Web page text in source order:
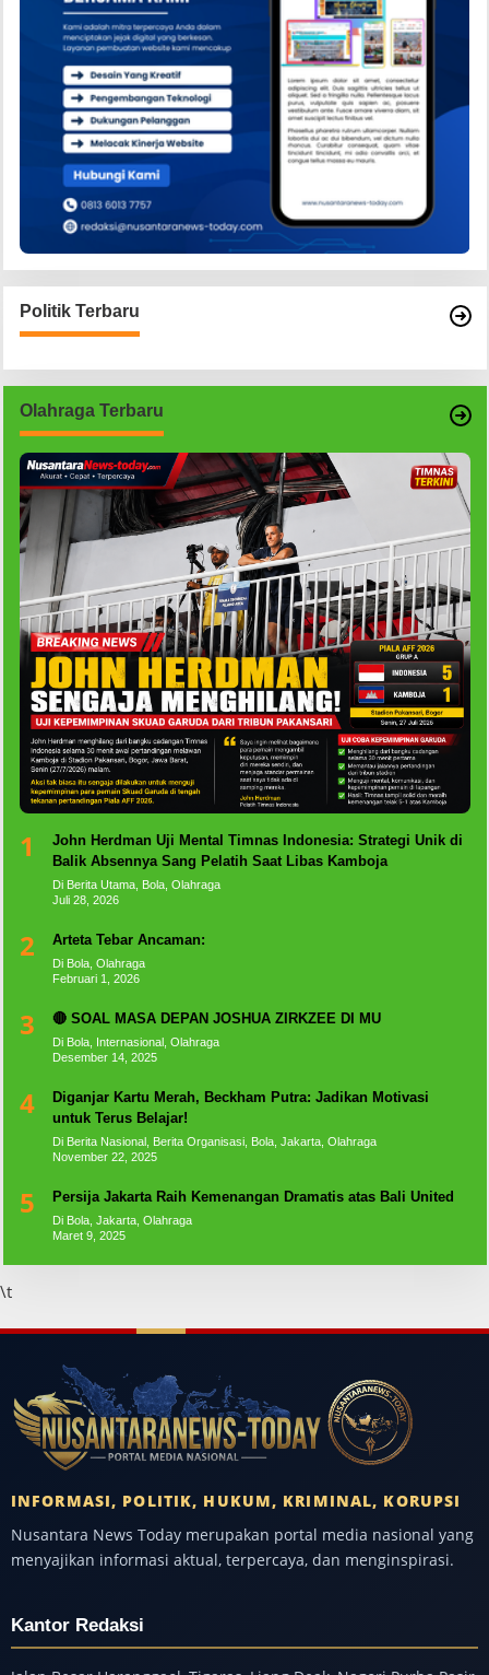
Politik Terbaru
Olahraga Terbaru
1
John Herdman Uji Mental Timnas Indonesia: Strategi Unik di
Balik Absennya Sang Pelatih Saat Libas Kamboja
Di Berita Utama, Bola, Olahraga
Juli 28, 2026
2 Arteta Tebar Ancaman:
Di Bola, Olahraga
Februari 1, 2026
3 🔴 SOAL MASA DEPAN JOSHUA ZIRKZEE DI MU
Di Bola, Internasional, Olahraga
Desember 14, 2025
4
Diganjar Kartu Merah, Beckham Putra: Jadikan Motivasi
untuk Terus Belajar!
Di Berita Nasional, Berita Organisasi, Bola, Jakarta, Olahraga
November 22, 2025
5 Persija Jakarta Raih Kemenangan Dramatis atas Bali United
Di Bola, Jakarta, Olahraga
Maret 9, 2025
\t
INFORMASI, POLITIK, HUKUM, KRIMINAL, KORUPSI
Nusantara News Today merupakan portal media nasional yang
menyajikan informasi aktual, terpercaya, dan menginspirasi.
Kantor Redaksi